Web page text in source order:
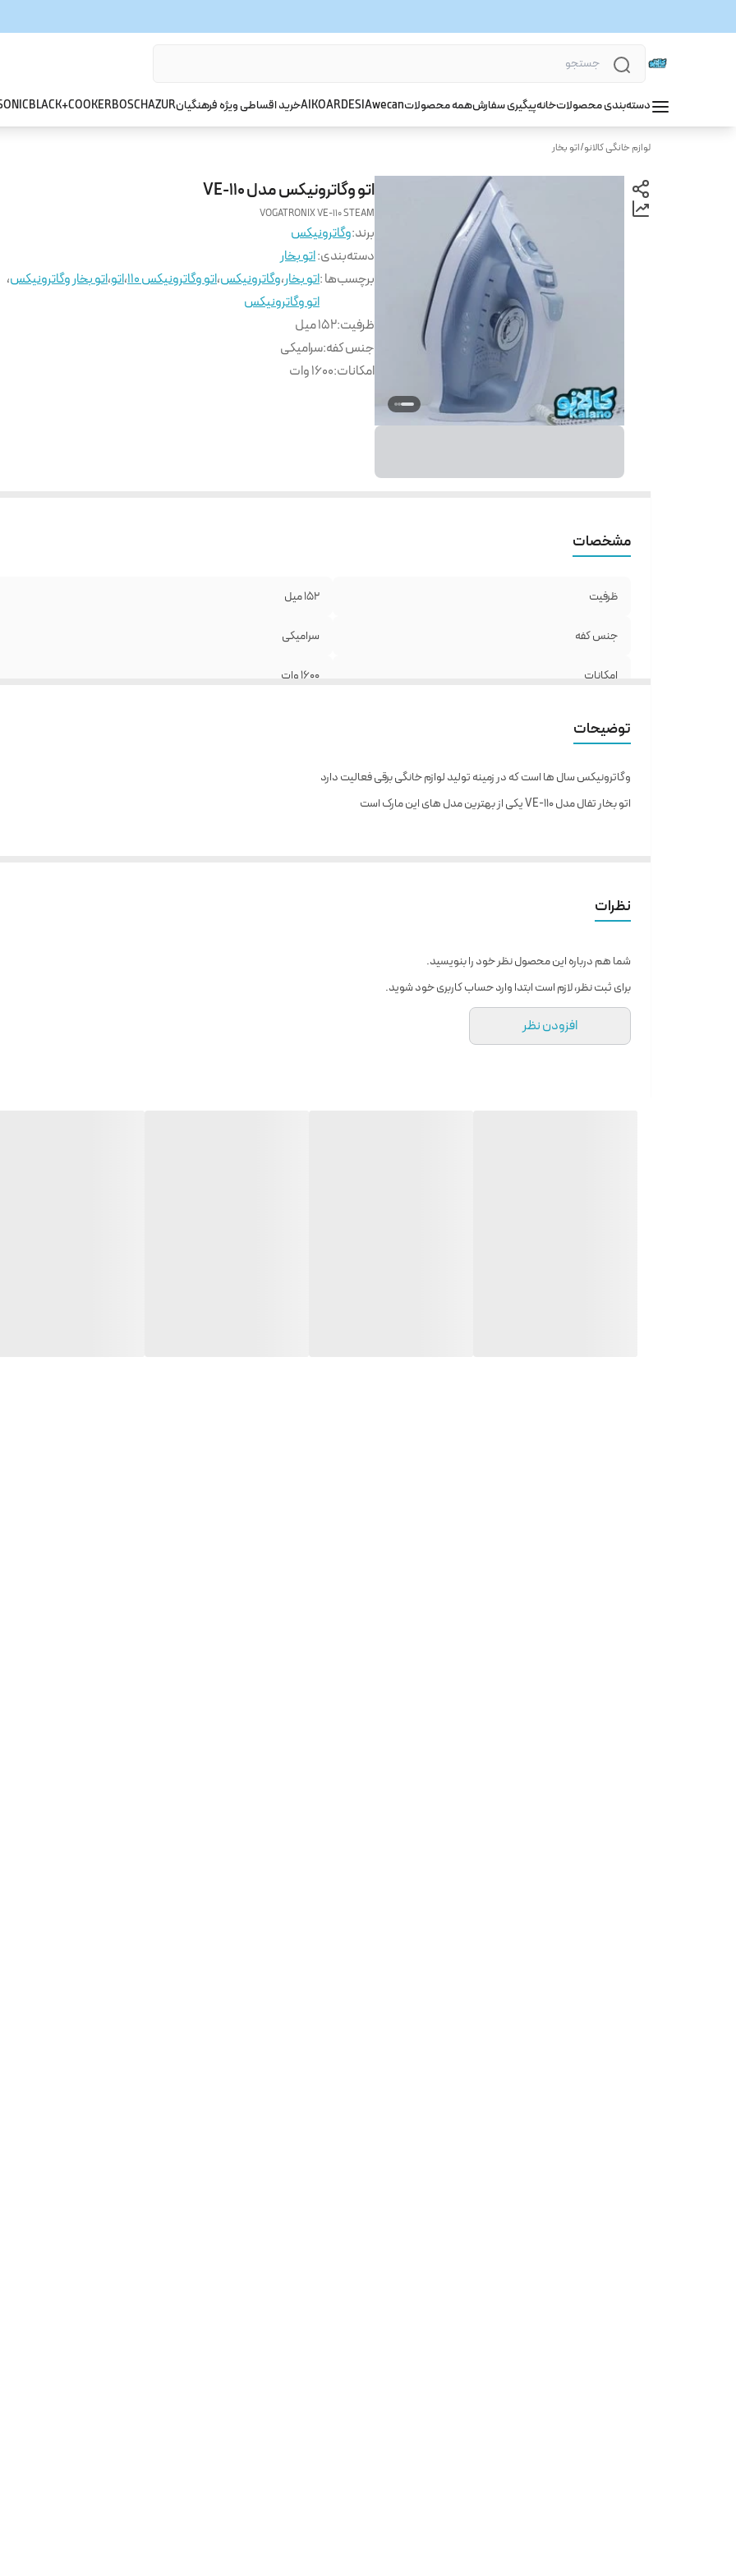
دسته‌بندی محصولاتخانهپیگیری سفارشهمه محصولاتwecan
ARDESIA
AIKOخرید اقساطی ویژه فرهنگیانAZUR
BOSCH
BLACK+COOKER
لوازم خانگی کالانو/اتو بخار
اتو وگاترونیکس مدل VE-110
VOGATRONIX VE-110 STEAM
برند:وگاترونیکس
دسته‌بندی:اتو بخار
برچسب‌ها :اتو بخار،وگاترونیکس،اتو وگاترونیکس 110 ،اتو،اتو بخار وگاترونیکس،
اتو وگاترونیکس
ظرفیت:152 میل
جنس کفه:سرامیکی
امکانات:1600 وات
مشخصات
ظرفیت 152 میل
جنس کفه سرامیکی
امکانات 1600 وات
توضیحات
وگاترونیکس سال ها است که در زمینه تولید لوازم خانگی برقی فعالیت دارد
اتو بخار تفال مدل VE-110 یکی از بهترین مدل های این مارک است
نظرات
شما هم درباره این محصول نظر خود را بنویسید.
برای ثبت نظر، لازم است ابتدا وارد حساب کاربری خود شوید.
افزودن نظر